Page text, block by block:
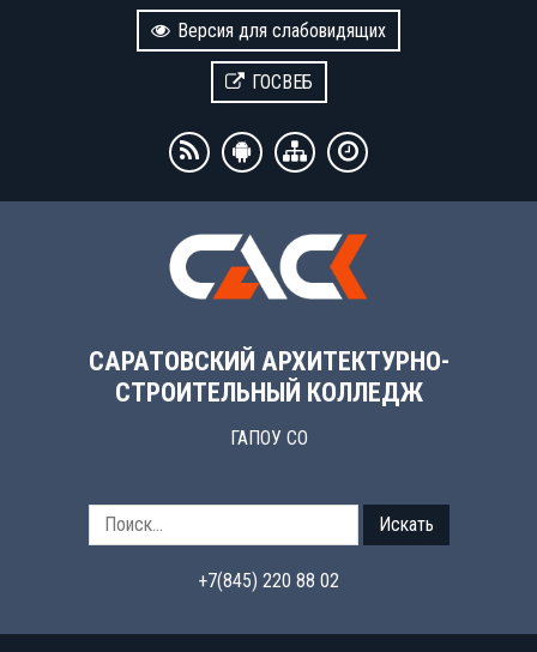
Версия для слабовидящих
ГОСВЕБ
САРАТОВСКИЙ АРХИТЕКТУРНО-
СТРОИТЕЛЬНЫЙ КОЛЛЕДЖ
ГАПОУ СО
Искать
+7(845) 220 88 02